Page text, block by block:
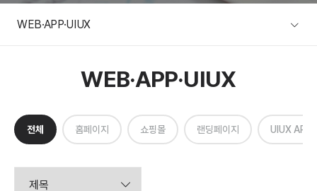
WEB·APP·UIUX
WEB·APP·UIUX
전체 홈페이지 쇼핑몰 랜딩페이지 UIUX APP